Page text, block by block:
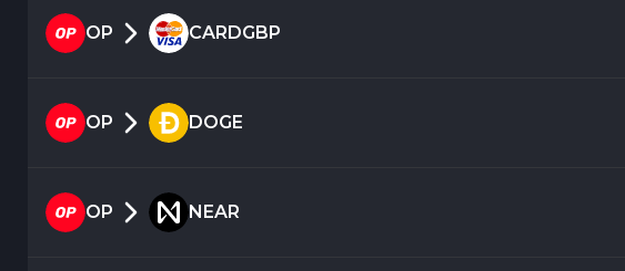
OP CARDGBP
OP DOGE
OP NEAR